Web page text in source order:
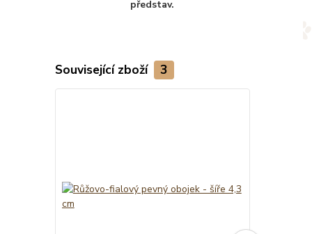
představ.
Související zboží 3